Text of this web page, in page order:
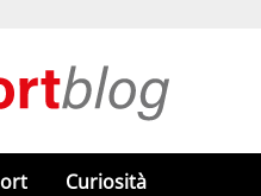
Curiosità